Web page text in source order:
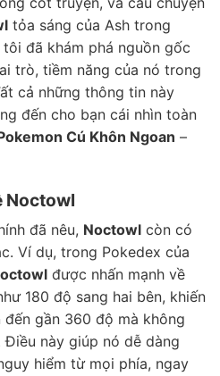
tỏa sáng của Ash trong
đã khám phá nguồn gốc
trò, tiềm năng của nó trong
cả những thông tin này
đến cho bạn cái nhìn toàn
Cú Khôn Ngoan –
Noctowl
đã nêu, Noctowl còn có
Ví dụ, trong Pokedex của
được nhấn mạnh về
180 độ sang hai bên, khiến
gần 360 độ mà không
Điều này giúp nó dễ dàng
hiểm từ mọi phía, ngay